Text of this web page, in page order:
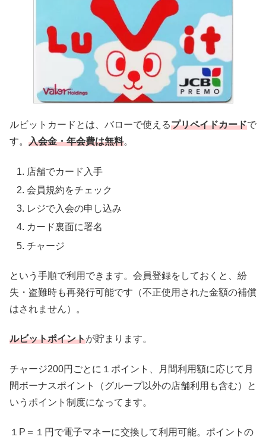
ルビットカードとは、バローで使えるプリペイドカードで
す。 入会金・年会費は無料。
店舗でカード入手
会員規約をチェック
レジで入会の申し込み
カード裏面に署名
チャージ
という手順で利用できます。会員登録をしておくと、紛
失・盗難時も再発行可能です（不正使用された金額の補償
はされません）。
ルビットポイントが貯まります。
チャージ200円ごとに１ポイント、月間利用額に応じて月
間ボーナスポイント（グループ以外の店舗利用も含む）と
いうポイント制度になってます。
１P＝１円で電子マネーに交換して利用可能。ポイントの